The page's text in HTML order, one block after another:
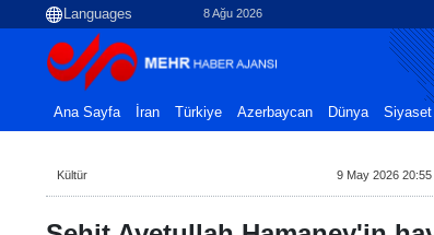
8 Ağu 2026
Ana Sayfa İran Türkiye Azerbaycan Dünya Siyaset
Kültür 9 May 2026 20:55